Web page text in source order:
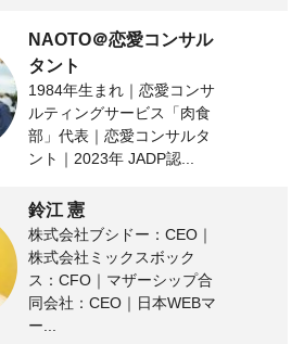
NAOTO＠恋愛コンサル
タント
1984年生まれ｜恋愛コンサ
ルティングサービス「肉食
部」代表｜恋愛コンサルタ
ント｜2023年 JADP認...
鈴江 憲
株式会社ブシドー：CEO｜
株式会社ミックスボック
ス：CFO｜マザーシップ合
同会社：CEO｜日本WEBマ
ー...